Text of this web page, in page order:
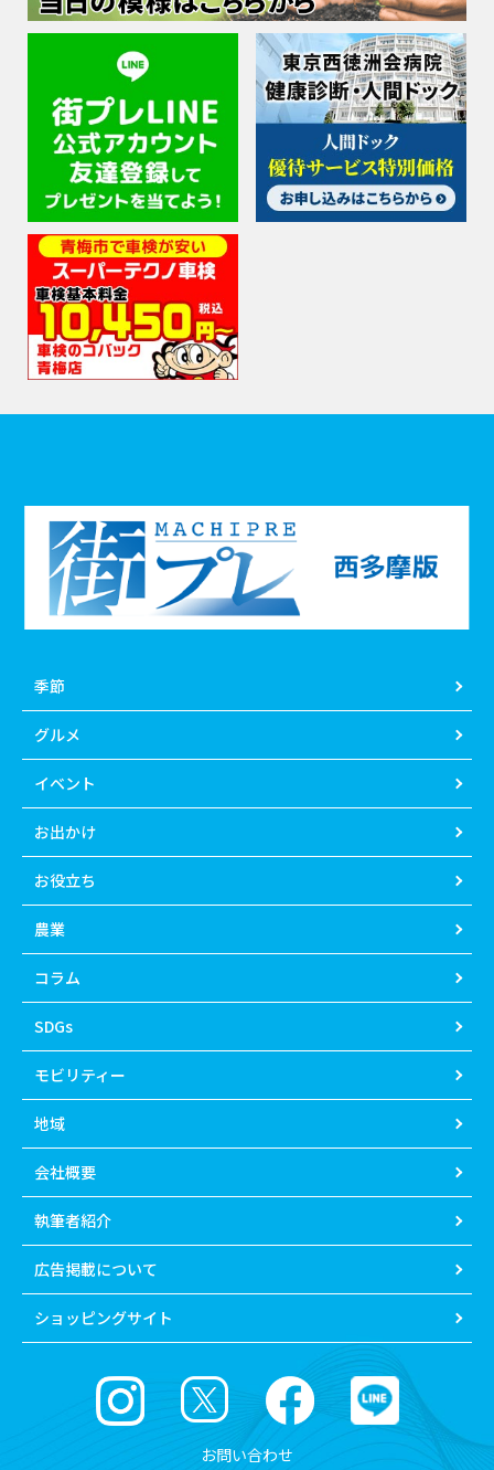
季節
グルメ
イベント
お出かけ
お役立ち
農業
コラム
SDGs
モビリティー
地域
会社概要
執筆者紹介
広告掲載について
ショッピングサイト
お問い合わせ